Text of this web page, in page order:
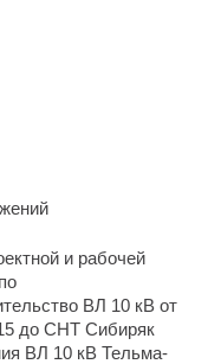
и рабочей
ВЛ 10 кВ от
до СНТ Сибиряк
ВЛ 10 кВ Тельма-